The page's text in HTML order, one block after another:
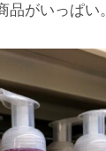
品がいっぱい。